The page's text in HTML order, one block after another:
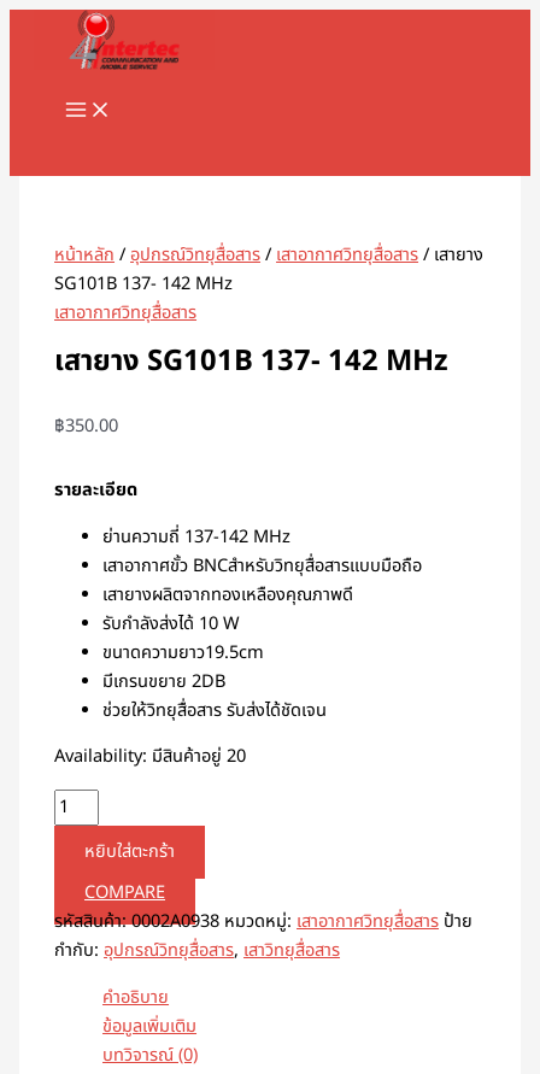
Skip
MAIN
MENU
หน้าหลัก/อุปกรณ์วิทยุสื่อสาร/เสาอากาศวิทยุสื่อสาร/ เสายาง
SG101B 137- 142 MHz
เสาอากาศวิทยุสื่อสาร
เสายาง SG101B 137- 142 MHz
฿350.00
รายละเอียด
ย่านความถี่ 137-142 MHz
เสาอากาศขั้ว BNCสำหรับวิทยุสื่อสารแบบมือถือ
เสายางผลิตจากทองเหลืองคุณภาพดี
รับกำลังส่งได้ 10 W
ขนาดความยาว19.5cm
มีเกรนขยาย 2DB
ช่วยให้วิทยุสื่อสาร รับส่งได้ชัดเจน
Availability: มีสินค้าอยู่ 20
จำนวน
ยาง
SG101B
หยิบใส่ตะกร้า
COMPARE
รหัสสินค้า:0002A0938 หมวดหมู่:เสาอากาศวิทยุสื่อสาร ป้าย
กำกับ:อุปกรณ์วิทยุสื่อสาร,เสาวิทยุสื่อสาร
คำอธิบาย
ข้อมูลเพิ่มเติม
บทวิจารณ์ (0)